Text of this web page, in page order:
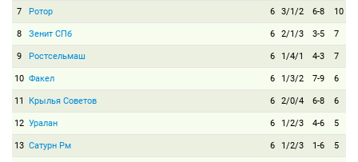
7 Ротор 6 3/1/2 6-8 10
8 Зенит СПб 6 2/1/3 3-5 7
9 Ростсельмаш 6 1/4/1 4-3 7
10 Факел 6 1/3/2 7-9 6
11 Крылья Советов 6 2/0/4 6-8 6
12 Уралан 6 1/2/3 4-6 5
13 Сатурн Рм 6 1/2/3 1-6 5